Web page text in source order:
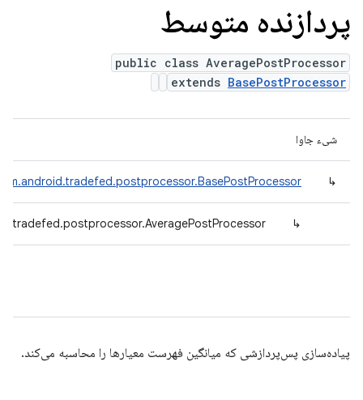
پردازنده متوسط
public class AveragePostProcessor
extends BasePostProcessor
شیء جاوا
↳
↳
پیاده‌سازی پس‌پردازشی که میانگین فهرست معیارها را محاسبه می‌کند.